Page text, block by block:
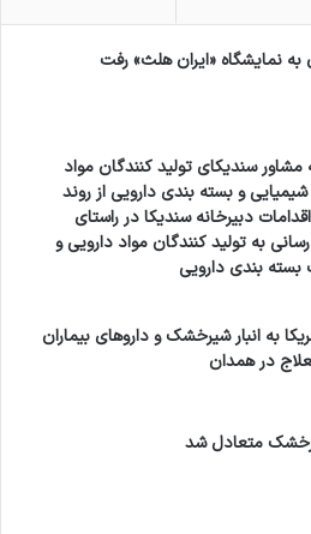
به نمایشگاه «ایران هلث» رفت
سندیکای تولید کنندگان مواد
شیمیایی و بسته بندی دارویی از روند
دبیرخانه سندیکا در راستای
به تولید کنندگان مواد دارویی و
بسته بندی دارویی
به انبار شیرخشک و داروهای بیماران
در همدان
متعادل شد